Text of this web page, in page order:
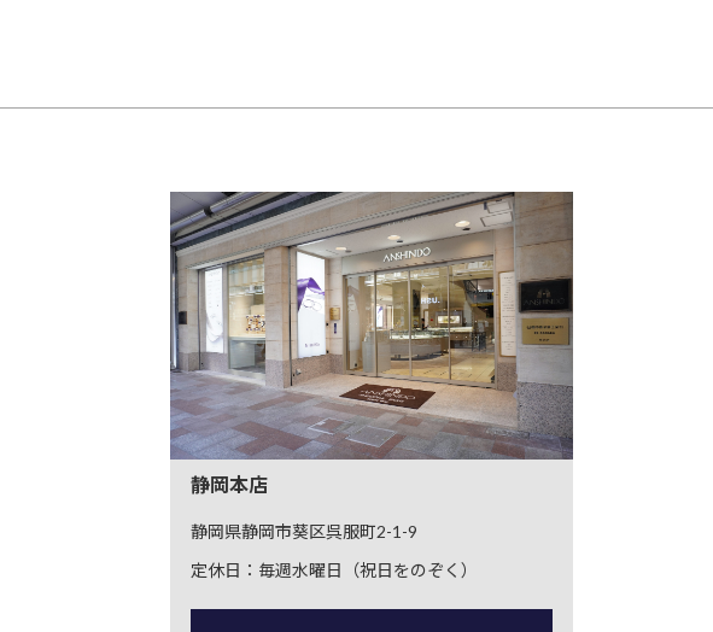
静岡本店
静岡県静岡市葵区呉服町2-1-9
定休日：毎週水曜日（祝日をのぞく）